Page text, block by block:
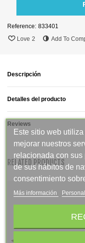
Reference: 833401
Love 2 Add To
Descripción
Detalles del producto
Reviews
RELATED PRODUCTS
Este sitio web
mejorar nuestros
relacionada con
de sus hábitos de
consentimiento
Más información